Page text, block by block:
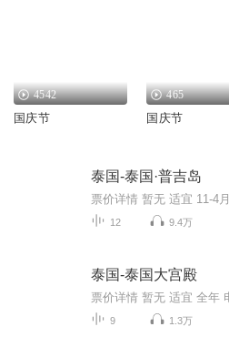
4542
国庆节
465
国庆节
泰国-泰国·普吉岛
12 9.4万
泰国-泰国大宫殿
9 1.3万